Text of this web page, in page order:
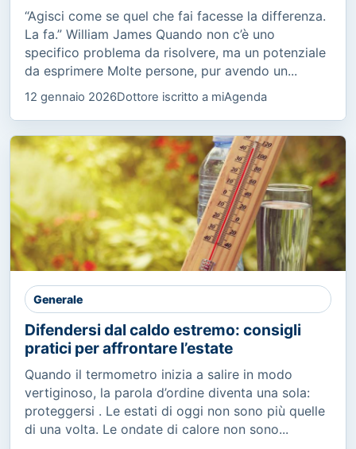
“Agisci come se quel che fai facesse la differenza.
La fa.” William James Quando non c’è uno
specifico problema da risolvere, ma un potenziale
da esprimere Molte persone, pur avendo un...
12 gennaio 2026Dottore iscritto a miAgenda
Generale
Difendersi dal caldo estremo: consigli
pratici per affrontare l’estate
Quando il termometro inizia a salire in modo
vertiginoso, la parola d’ordine diventa una sola:
proteggersi . Le estati di oggi non sono più quelle
di una volta. Le ondate di calore non sono...